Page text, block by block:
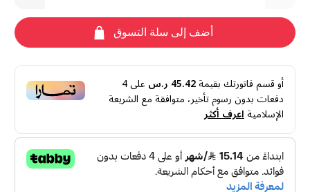
أضف إلى سلة التسوق
أو قسم فاتورتك بقيمة45.42 ر.س على4
دفعات بدون رسوم تأخير، متوافقة مع الشريعة
الإسلاميةاعرف أكثر